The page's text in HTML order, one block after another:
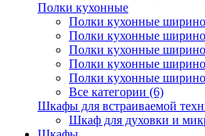
Полки кухонные
Полки кухонные
Полки кухонные
Полки кухонные
Полки кухонные
Полки кухонные
Все категории (6)
Шкафы для встраиваемой
Шкаф для духовки и